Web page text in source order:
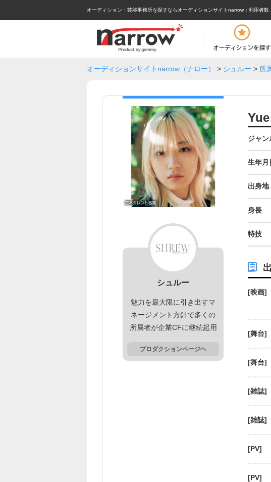
オーディション・芸能事務所を探すならオーディションサイトnarrow ：利用者
オーディションサイトnarrow（ナロー） > シュルー > 所
シュルー
魅力を最大限に引き出すマ
ネージメント方針で多くの
所属者が企業CFに継続起用
プロダクションページヘ
Yue
ジャン
生年月
出身地
身長
特技
[映画]
[舞台]
[舞台]
[雑誌]
[雑誌]
[PV]
[PV]